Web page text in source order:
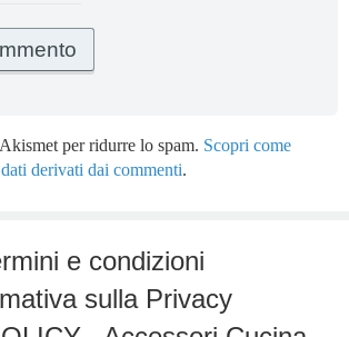
per ridurre lo spam. Scopri come
derivati dai commenti.
e condizioni
sulla Privacy